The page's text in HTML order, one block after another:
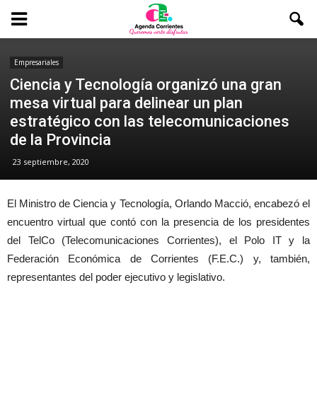
Empresariales
Ciencia y Tecnología organizó una gran
mesa virtual para delinear un plan
estratégico con las telecomunicaciones
de la Provincia
23 septiembre, 2020
El Ministro de Ciencia y Tecnología, Orlando Macció, encabezó el
encuentro virtual que contó con la presencia de los presidentes
del TelCo (Telecomunicaciones Corrientes), el Polo IT y la
Federación Económica de Corrientes (F.E.C.) y, también,
representantes del poder ejecutivo y legislativo.